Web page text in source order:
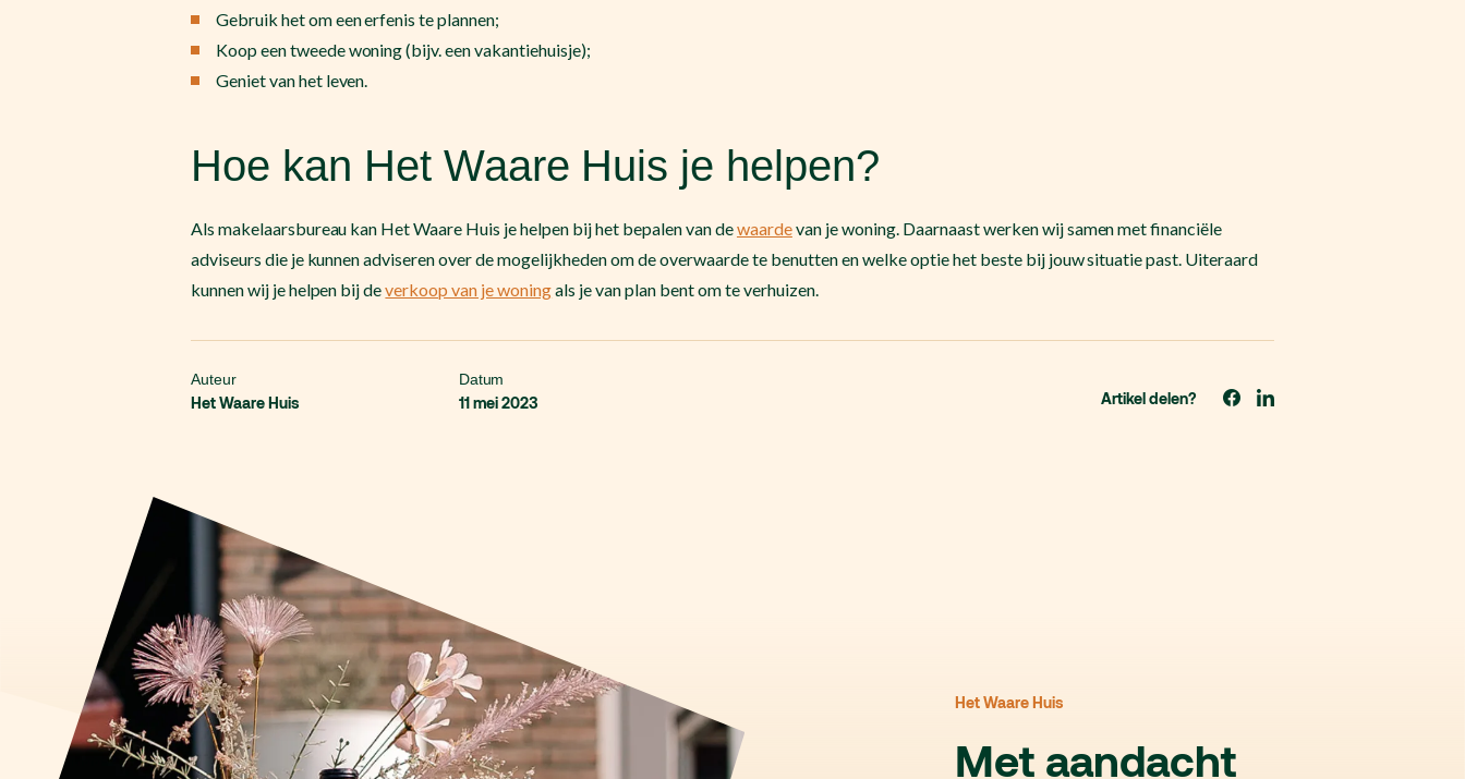
Gebruik het om een erfenis te plannen;
Koop een tweede woning (bijv. een vakantiehuisje);
Geniet van het leven.
Hoe kan Het Waare Huis je helpen?
Als makelaarsbureau kan Het Waare Huis je helpen bij het bepalen van dewaardevan je woning. Daarnaast werken wij samen met financiële
adviseurs die je kunnen adviseren over de mogelijkheden om de overwaarde te benutten en welke optie het beste bij jouw situatie past. Uiteraard
kunnen wij je helpen bij deverkoop van je woningals je van plan bent om te verhuizen.
Auteur
Het Waare Huis
Datum
11 mei 2023
Artikel delen?
Het Waare Huis
Met aandacht